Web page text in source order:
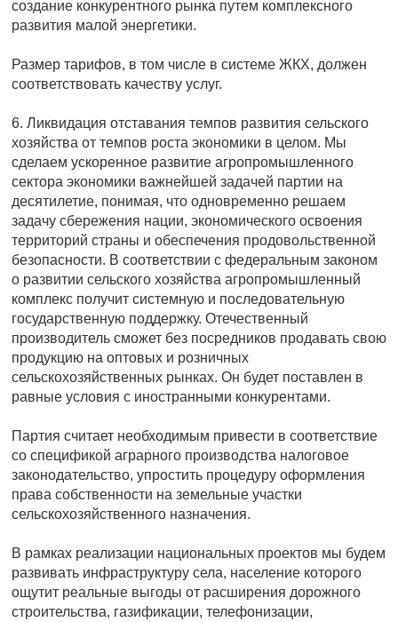
создание конкурентного рынка путем комплексного
развития малой энергетики.
Размер тарифов, в том числе в системе ЖКХ, должен
соответствовать качеству услуг.
6. Ликвидация отставания темпов развития сельского
хозяйства от темпов роста экономики в целом. Мы
сделаем ускоренное развитие агропромышленного
сектора экономики важнейшей задачей партии на
десятилетие, понимая, что одновременно решаем
задачу сбережения нации, экономического освоения
территорий страны и обеспечения продовольственной
безопасности. В соответствии с федеральным законом
о развитии сельского хозяйства агропромышленный
комплекс получит системную и последовательную
государственную поддержку. Отечественный
производитель сможет без посредников продавать свою
продукцию на оптовых и розничных
сельскохозяйственных рынках. Он будет поставлен в
равные условия с иностранными конкурентами.
Партия считает необходимым привести в соответствие
со спецификой аграрного производства налоговое
законодательство, упростить процедуру оформления
права собственности на земельные участки
сельскохозяйственного назначения.
В рамках реализации национальных проектов мы будем
развивать инфраструктуру села, население которого
ощутит реальные выгоды от расширения дорожного
строительства, газификации, телефонизации,